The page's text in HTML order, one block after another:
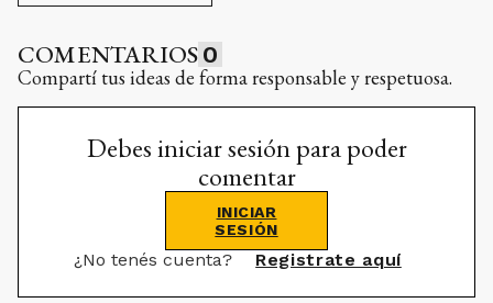
COMENTARIOS 0
Compartí tus ideas de forma responsable y respetuosa.
Debes iniciar sesión para poder
comentar
INICIAR
SESIÓN
¿No tenés cuenta? Registrate aquí